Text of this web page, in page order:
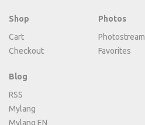
Shop
Cart
Checkout
Photos
Photostream
Favorites
Blog
RSS
Mylang
Mylang EN